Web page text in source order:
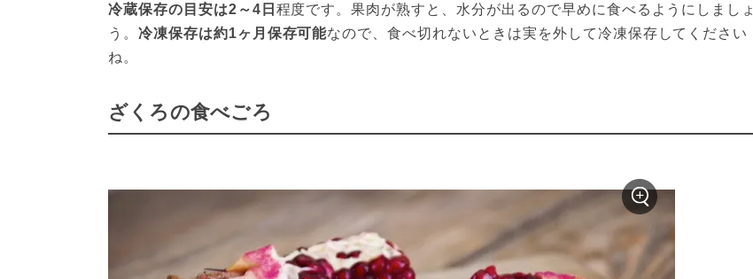
冷蔵保存の目安は2～4日 程度です。果肉が熟すと、水分が出るので早めに食べるようにしましょ
う。 冷凍保存は約1ヶ月保存可能なので、食べ切れないときは実を外して冷凍保存してください
ね。
ざくろの食べごろ